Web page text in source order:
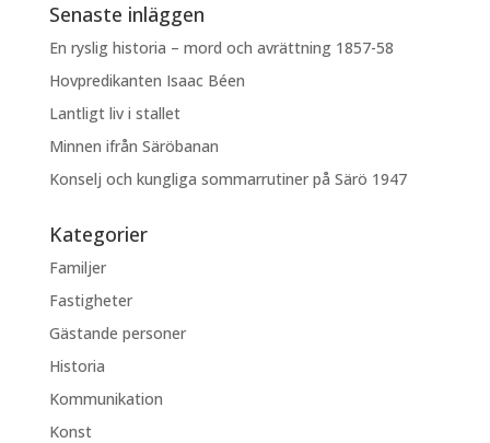
Senaste inläggen
En ryslig historia – mord och avrättning 1857-58
Hovpredikanten Isaac Béen
Lantligt liv i stallet
Minnen ifrån Säröbanan
Konselj och kungliga sommarrutiner på Särö 1947
Kategorier
Familjer
Fastigheter
Gästande personer
Historia
Kommunikation
Konst